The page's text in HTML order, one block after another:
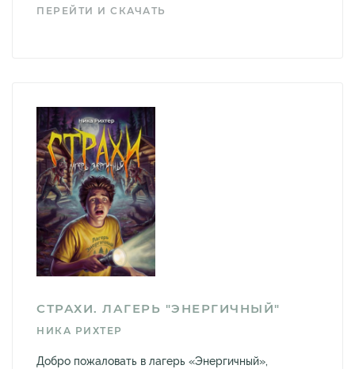
ПЕРЕЙТИ И СКАЧАТЬ
СТРАХИ. ЛАГЕРЬ "ЭНЕРГИЧНЫЙ"
НИКА РИХТЕР
Добро пожаловать в лагерь «Энергичный»,